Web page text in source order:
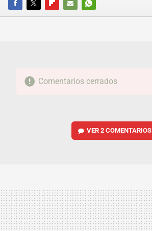
FACEBOOKTWITTERFLIPBOARD
E-
WHATSAPP
Comentarios cerrados
VER2 COMENTARIOS